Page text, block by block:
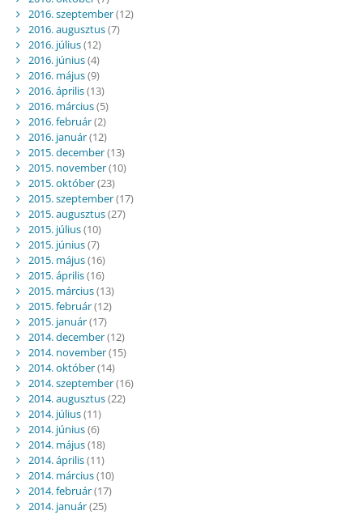
2016. szeptember(12)
2016. augusztus(7)
2016. július(12)
2016. június(4)
2016. május(9)
2016. április(13)
2016. március(5)
2016. február(2)
2016. január(12)
2015. december(13)
2015. november(10)
2015. október(23)
2015. szeptember(17)
2015. augusztus(27)
2015. július(10)
2015. június(7)
2015. május(16)
2015. április(16)
2015. március(13)
2015. február(12)
2015. január(17)
2014. december(12)
2014. november(15)
2014. október(14)
2014. szeptember(16)
2014. augusztus(22)
2014. július(11)
2014. június(6)
2014. május(18)
2014. április(11)
2014. március(10)
2014. február(17)
2014. január(25)